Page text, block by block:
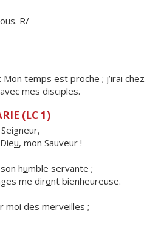
R/
temps est proche ; j’irai chez
mes disciples.
(LC 1)
u, mon Sauveur !
humble servante ;
me diront bienheureuse.
moi des merveilles ;